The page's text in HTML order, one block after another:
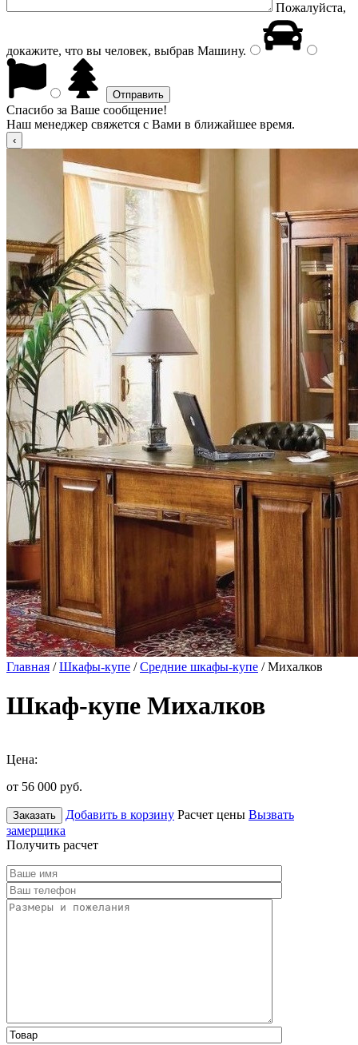
Пожалуйста,
докажите, что вы человек, выбрав Машину.
Спасибо за Ваше сообщение!
Наш менеджер свяжется с Вами в ближайшее время.
Главная /Шкафы-купе /Средние шкафы-купе / Михалков
Шкаф-купе Михалков
Цена:
от 56 000 руб.
Заказать Добавить в корзину Расчет цены Вызвать
замерщика
Получить расчет